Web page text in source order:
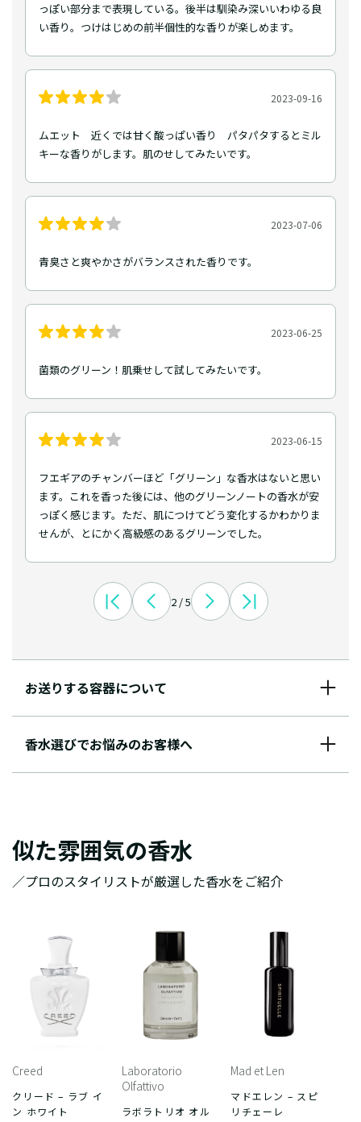
っぽい部分まで表現している。後半は馴染み深いいわゆる良
い香り。つけはじめの前半個性的な香りが楽しめます。
2023-09-16
ムエット 近くでは甘く酸っぱい香り パタパタするとミル
キーな香りがします。肌のせしてみたいです。
2023-07-06
青臭さと爽やかさがバランスされた香りです。
2023-06-25
菌類のグリーン！肌乗せして試してみたいです。
2023-06-15
フエギアのチャンバーほど「グリーン」な香水はないと思い
ます。これを香った後には、他のグリーンノートの香水が安
っぽく感じます。ただ、肌につけてどう変化するかわかりま
せんが、とにかく高級感のあるグリーンでした。
2 / 5
お送りする容器について
香水選びでお悩みのお客様へ
似た雰囲気の香水
／プロのスタイリストが厳選した香水をご紹介
Creed
クリード – ラブ イ
ン ホワイト
Laboratorio
Olfattivo
ラボラトリオ オル
Mad et Len
マドエレン – スピ
リチェーレ